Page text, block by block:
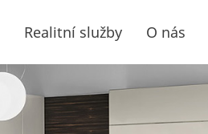
Realitní služby O nás